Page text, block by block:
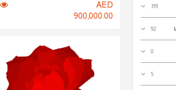
319
92
0
5
AED
900,000.00
351